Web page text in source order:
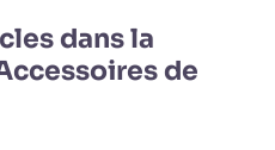
dans la
de